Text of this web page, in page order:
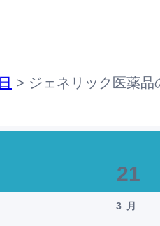
> ジェネリック医薬
21
3月